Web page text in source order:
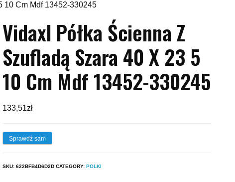
10 Cm Mdf 13452-330245
Vidaxl Półka Ścienna Z
Szufladą Szara 40 X 23 5
10 Cm Mdf 13452-330245
133,51zł
Sprawdź sam
SKU: 622BFB4D6D2D CATEGORY: POLKI